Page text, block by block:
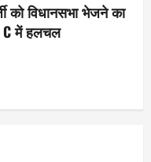
को विधानसभा भेजने का
C में हलचल